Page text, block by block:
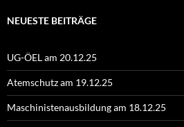
NEUESTE BEITRÄGE
UG-ÖEL am 20.12.25
Atemschutz am 19.12.25
Maschinistenausbildung am 18.12.25